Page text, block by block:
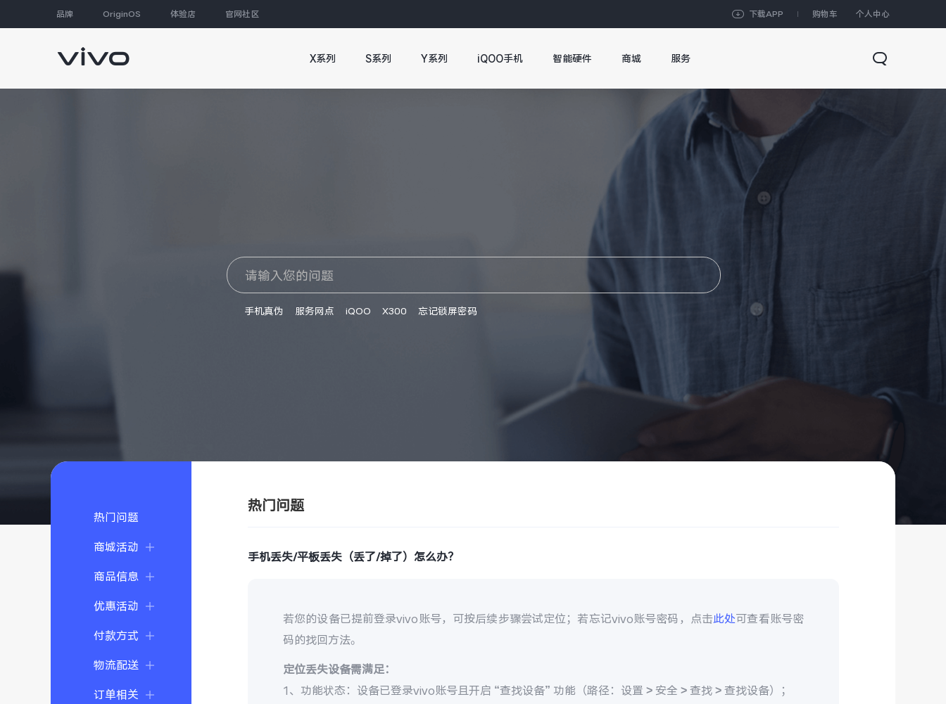
品牌 OriginOS 体验店 官网社区 下载APP 购物车 个人中心
X系列 S系列 Y系列 iQOO手机 智能硬件 商城 服务
手机真伪 服务网点 iQOO X300 忘记锁屏密码
热门问题
商城活动
商品信息
优惠活动
付款方式
物流配送
订单相关
热门问题
手机丢失/平板丢失（丢了/掉了）怎么办？
若您的设备已提前登录vivo账号，可按后续步骤尝试定位；若忘记vivo账号密码，点击此处可查看账号密
码的找回方法。
定位丢失设备需满足：
1、功能状态：设备已登录vivo账号且开启 “查找设备” 功能（路径：设置 > 安全 > 查找 > 查找设备）；